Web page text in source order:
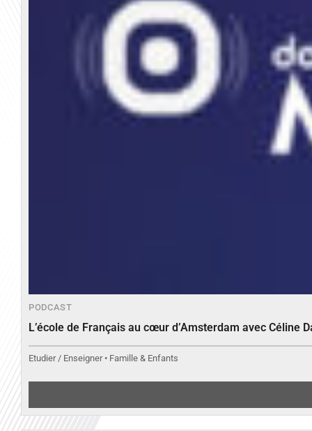
PODCAST
L’école de Français au cœur d’Amsterdam avec Céline
Etudier / Enseigner • Famille & Enfants